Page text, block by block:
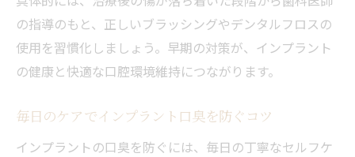
の指導のもと、正しいブラッシングやデンタルフロスの
使用を習慣化しましょう。早期の対策が、インプラント
の健康と快適な口腔環境維持につながります。
毎日のケアでインプラント口臭を防ぐコツ
インプラントの口臭を防ぐには、毎日の丁寧なセルフケ